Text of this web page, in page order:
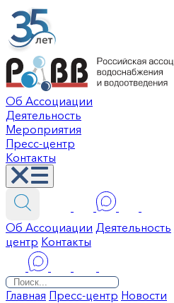
Об Ассоциации
Деятельность
Мероприятия
Пресс-центр
Контакты
Об Ассоциации Деятельность
центр Контакты
Главная Пресс-центр Новости